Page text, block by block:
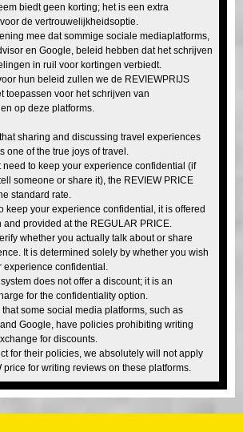
biedt geen korting; het is een extra
de vertrouwelijkheidsoptie.
mee dat sommige sociale mediaplatforms,
en Google, beleid hebben dat het schrijven
in ruil voor kortingen verbiedt.
hun beleid zullen we de REVIEWPRIJS
toepassen voor het schrijven van
op deze platforms.
sharing and discussing travel experiences
one of the true joys of travel.
need to keep your experience confidential (if
someone or share it), the REVIEW PRICE
standard rate.
keep your experience confidential, it is offered
and provided at the REGULAR PRICE.
whether you actually talk about or share
It is determined solely by whether you wish
experience confidential.
does not offer a discount; it is an
for the confidentiality option.
some social media platforms, such as
Google, have policies prohibiting writing
for discounts.
for their policies, we absolutely will not apply
price for writing reviews on these platforms.